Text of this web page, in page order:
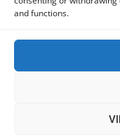
and functions.
προστασίας
Πόλη Χρυσοχούς: Σε
αρχαιολογικών
This website uses